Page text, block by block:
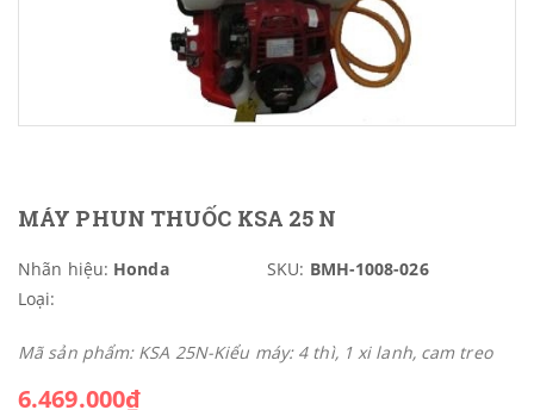
MÁY PHUN THUỐC KSA 25 N
Nhãn hiệu: Honda SKU: BMH-1008-026
Loại:
Mã sản phẩm: KSA 25N-Kiểu máy: 4 thì, 1 xi lanh, cam treo
6.469.000₫